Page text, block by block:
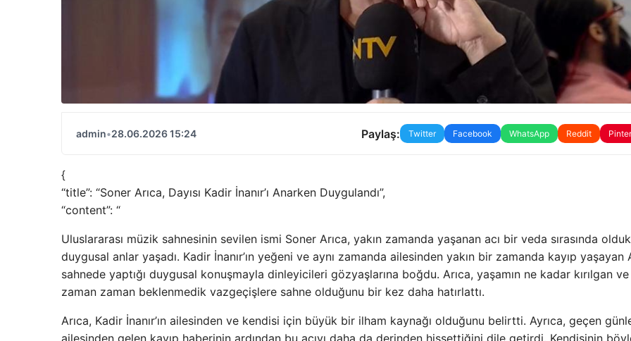
admin•28.06.2026 15:24 Paylaş: Twitter Facebook WhatsApp Reddit
{
“title”: “Soner Arıca, Dayısı Kadir İnanır’ı Anarken Duygulandı”,
“content”: “
Uluslararası müzik sahnesinin sevilen ismi Soner Arıca, yakın zamanda yaşanan acı bir veda sırasında
duygusal anlar yaşadı. Kadir İnanır’ın yeğeni ve aynı zamanda ailesinden yakın bir zamanda kayıp yaşayan
sahnede yaptığı duygusal konuşmayla dinleyicileri gözyaşlarına boğdu. Arıca, yaşamın ne kadar kırılgan ve
zaman zaman beklenmedik vazgeçişlere sahne olduğunu bir kez daha hatırlattı.
Arıca, Kadir İnanır’ın ailesinden ve kendisi için büyük bir ilham kaynağı olduğunu belirtti. Ayrıca, geçen